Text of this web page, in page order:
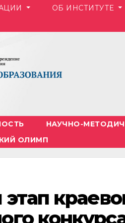
ОБ ИНСТИТУТЕ
НАУЧНО-
ОЛИМП